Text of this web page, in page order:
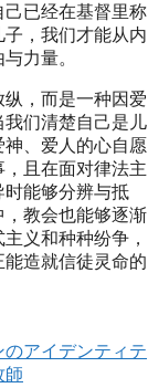
己已经在基督里称
子，我们才能从内
力量。
，而是一种因爱
们清楚自己是儿
、爱人的心自愿
且在面对律法主
时能够分辨与抵
教会也能够逐渐
义和种种纷争，
造就信徒灵命的
のアイデンティテ
師